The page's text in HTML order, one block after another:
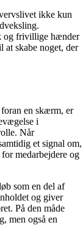
ikke kun
og frivillige hænder
skabe noget, der
en skærm, er
i
Når
et signal om,
medarbejdere og
som en del af
og giver
På den måde
men også en